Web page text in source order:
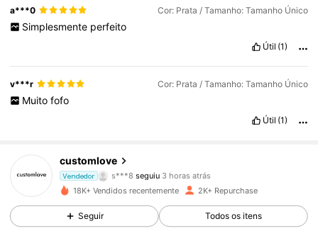
a***0 Cor: Prata / Tamanho: Tamanho Único
Simplesmente perfeito
Útil (1)
v***r Cor: Prata / Tamanho: Tamanho Único
Muito fofo
Útil (1)
customlove
Vendedor s***8 seguiu 3 horas atrás
está a navegar
4,86
1.3K Seguidores
18K+ Vendidos recentemente 2K+ Repurchase
Seguir Todos os itens